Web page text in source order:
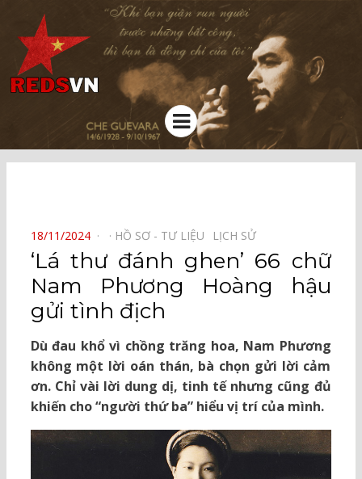
Kênh chia sẻ tri thức cộng đồng
Menu
POSTED
ON
18/11/2024 HỒ SƠ - TƯ LIỆU⠀ LỊCH SỬ⠀
‘Lá thư đánh ghen’ 66 chữ
Nam Phương Hoàng hậu
gửi tình địch
Dù đau khổ vì chồng trăng hoa, Nam Phương
không một lời oán thán, bà chọn gửi lời cảm
ơn. Chỉ vài lời dung dị, tinh tế nhưng cũng đủ
khiến cho “người thứ ba” hiểu vị trí của mình.